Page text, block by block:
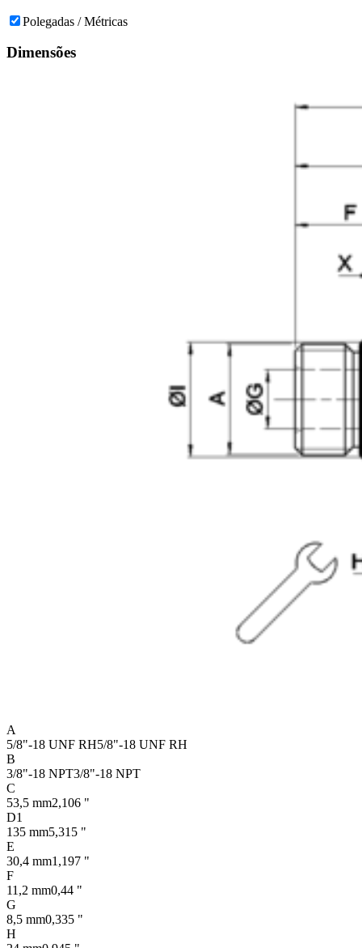
Polegadas / Métricas
Dimensões
A
5/8"-18 UNF RH5/8"-18 UNF RH
B
3/8"-18 NPT3/8"-18 NPT
C
53,5 mm2,106 "
D1
135 mm5,315 "
E
30,4 mm1,197 "
F
11,2 mm0,44 "
G
8,5 mm0,335 "
H